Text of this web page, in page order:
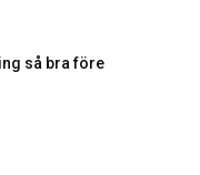
så bra före